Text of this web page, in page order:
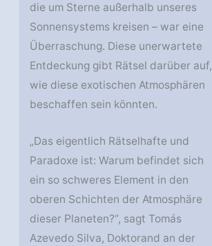
die um Sterne außerhalb unseres
Sonnensystems kreisen – war eine
Überraschung. Diese unerwartete
Entdeckung gibt Rätsel darüber auf,
wie diese exotischen Atmosphären
beschaffen sein könnten.
„Das eigentlich Rätselhafte und
Paradoxe ist: Warum befindet sich
ein so schweres Element in den
oberen Schichten der Atmosphäre
dieser Planeten?“, sagt Tomás
Azevedo Silva, Doktorand an der